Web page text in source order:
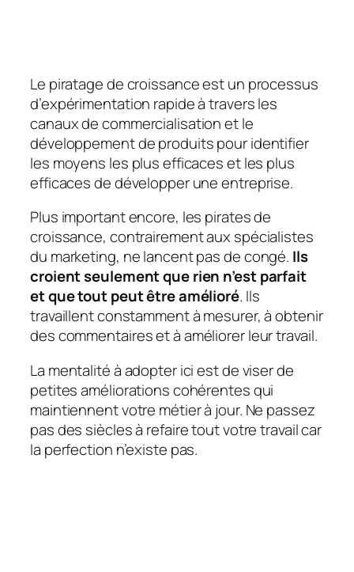
Le piratage de croissance est un processus
d’expérimentation rapide à travers les
canaux de commercialisation et le
développement de produits pour identifier
les moyens les plus efficaces et les plus
efficaces de développer une entreprise.
Plus important encore, les pirates de
croissance, contrairement aux spécialistes
du marketing, ne lancent pas de congé. Ils
croient seulement que rien n’est parfait
et que tout peut être amélioré. Ils
travaillent constamment à mesurer, à obtenir
des commentaires et à améliorer leur travail.
La mentalité à adopter ici est de viser de
petites améliorations cohérentes qui
maintiennent votre métier à jour. Ne passez
pas des siècles à refaire tout votre travail car
la perfection n’existe pas.